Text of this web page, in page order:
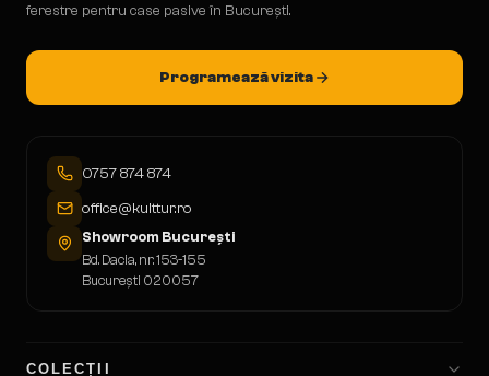
ferestre pentru case pasive în București.
Programează vizita
0757 874 874
office@kulttur.ro
Showroom București
Bd. Dacia, nr. 153-155
București 020057
COLECȚII